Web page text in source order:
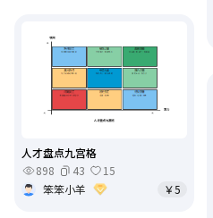
人才盘点九宫格
898
43
15
笨笨小羊
￥5